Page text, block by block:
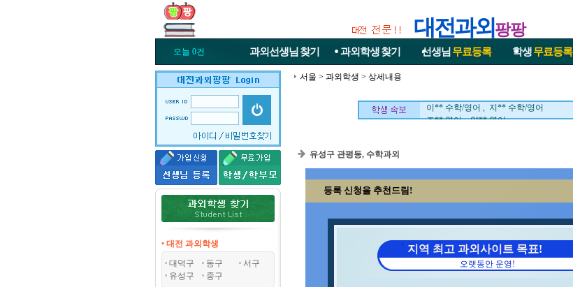
대전과외팡팡
오늘 0건 과외선생님 찾기 과외학생찾기 선생님 무료등록 학생무료등록
• 대전 과외학생
대덕구
동구
서구
유성구
중구
서울 > 과외학생 > 상세내용
이** 수학/영어 , 지** 수학/영어
조** 영어 , 양** 영어
김** 수학 , 김** 수학
정** 수학/국어 , 조** 수학
김** 수학/과학 , 이** 수학/영어
김** 영어/일본어 , 박** 수학
이** 영어 , 최** 수학/과학
오** 수학 , 이** 수학/과학
안** 수학 , 박** 수학/영어
유성구 관평동, 수학과외
등록 신청을 추천드림!
지역 최고 과외사이트 목표!
오랫동안 운영!